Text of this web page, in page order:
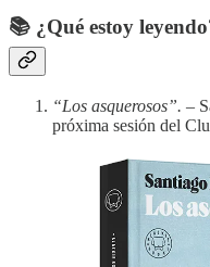
📚 ¿Qué estoy
“Los asquerosos”. –
próxima sesión del